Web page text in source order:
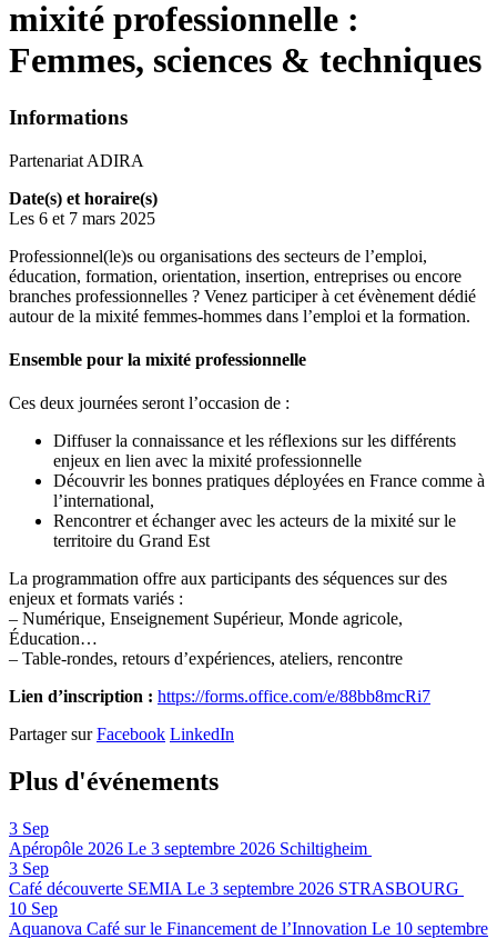
mixité professionnelle :
Femmes, sciences & techniques
Informations
Partenariat ADIRA
Date(s) et horaire(s)
Les 6 et 7 mars 2025
Professionnel(le)s ou organisations des secteurs de l’emploi,
éducation, formation, orientation, insertion, entreprises ou encore
branches professionnelles ? Venez participer à cet évènement dédié
autour de la mixité femmes-hommes dans l’emploi et la formation.
Ensemble pour la mixité professionnelle
Ces deux journées seront l’occasion de :
Diffuser la connaissance et les réflexions sur les différents
enjeux en lien avec la mixité professionnelle
Découvrir les bonnes pratiques déployées en France comme à
l’international,
Rencontrer et échanger avec les acteurs de la mixité sur le
territoire du Grand Est
La programmation offre aux participants des séquences sur des
enjeux et formats variés :
– Numérique, Enseignement Supérieur, Monde agricole,
Éducation…
– Table-rondes, retours d’expériences, ateliers, rencontre
Lien d’inscription : https://forms.office.com/e/88bb8mcRi7
Partager sur Facebook LinkedIn
Plus d'événements
3 Sep
Apéropôle 2026 Le 3 septembre 2026 Schiltigheim
3 Sep
Café découverte SEMIA Le 3 septembre 2026 STRASBOURG
10 Sep
Aquanova Café sur le Financement de l’Innovation Le 10 septembre